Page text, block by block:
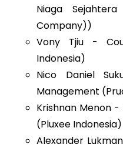
Niaga
Company))
Vony Tjiu -
Indonesia)
Nico Daniel
Management
Krishnan Menon
(Pluxee Indonesia)
Alexander